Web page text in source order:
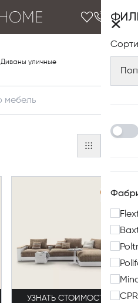
Диваны уличные
×
УЗНАТЬ СТОИМОСТЬ